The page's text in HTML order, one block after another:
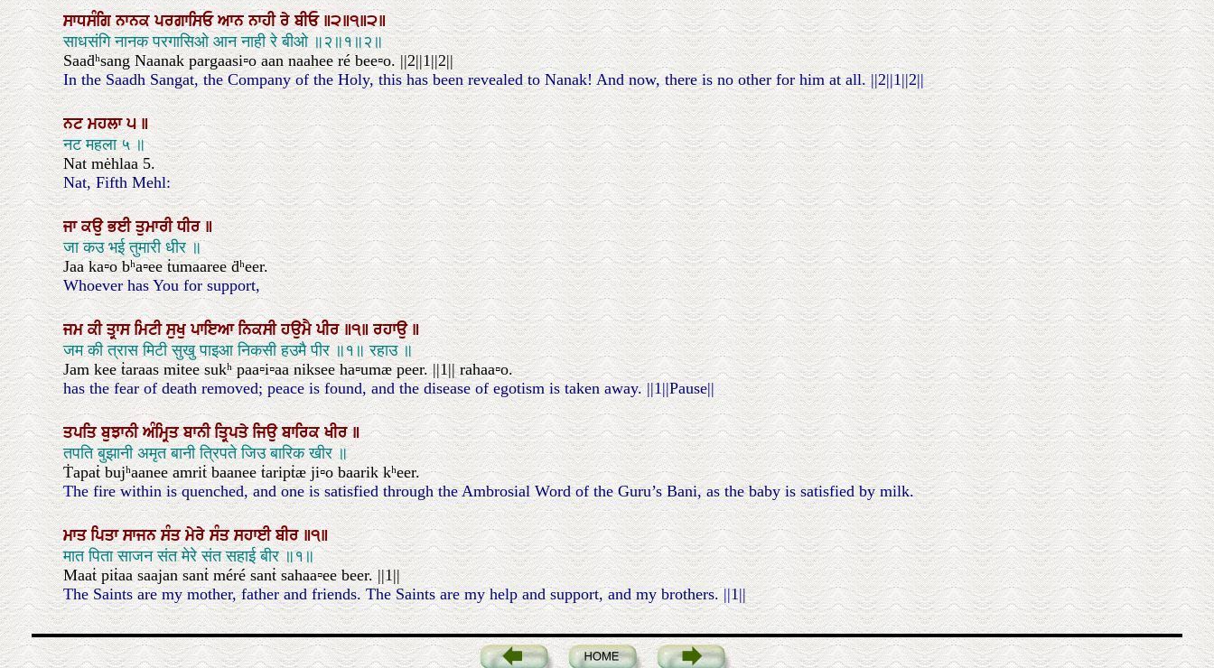
ਸਾਧਸੰਗਿਨਾਨਕਪਰਗਾਸਿਓਆਨਨਾਹੀਰੇਬੀਓ॥੨॥੧॥੨॥
साधसंगि नानक परगासिओ आन नाही रे बीओ ॥२॥१॥२॥
Saaḋʰsang Naanak pargaasi▫o aan naahee ré bee▫o. ||2||1||2||
In the Saadh Sangat, the Company of the Holy, this has been revealed to Nanak! And now, there is no other for him at all. ||2||1||2||
ਨਟਮਹਲਾ੫॥
नट महला ५ ॥
Nat mėhlaa 5.
Nat, Fifth Mehl:
ਜਾਕਉਭਈਤੁਮਾਰੀਧੀਰ॥
जा कउ भई तुमारी धीर ॥
Jaa ka▫o bʰa▫ee ṫumaaree ḋʰeer.
Whoever has You for support,
ਜਮਕੀਤ੍ਰਾਸਮਿਟੀਸੁਖੁਪਾਇਆਨਿਕਸੀਹਉਮੈਪੀਰ॥੧॥ਰਹਾਉ॥
जम की त्रास मिटी सुखु पाइआ निकसी हउमै पीर ॥१॥ रहाउ ॥
Jam kee ṫaraas mitee sukʰ paa▫i▫aa niksee ha▫umæ peer. ||1|| rahaa▫o.
has the fear of death removed; peace is found, and the disease of egotism is taken away. ||1||Pause||
ਤਪਤਿਬੁਝਾਨੀਅੰਮ੍ਰਿਤਬਾਨੀਤ੍ਰਿਪਤੇਜਿਉਬਾਰਿਕਖੀਰ॥
तपति बुझानी अमृत बानी त्रिपते जिउ बारिक खीर ॥
Ṫapaṫ bujʰaanee amriṫ baanee ṫaripṫæ ji▫o baarik kʰeer.
The fire within is quenched, and one is satisfied through the Ambrosial Word of the Guru’s Bani, as the baby is satisfied by milk.
ਮਾਤਪਿਤਾਸਾਜਨਸੰਤਮੇਰੇਸੰਤਸਹਾਈਬੀਰ॥੧॥
मात पिता साजन संत मेरे संत सहाई बीर ॥१॥
Maaṫ piṫaa saajan sanṫ méré sanṫ sahaa▫ee beer. ||1||
The Saints are my mother, father and friends. The Saints are my help and support, and my brothers. ||1||